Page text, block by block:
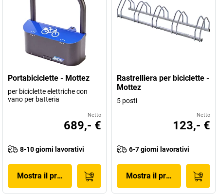
Portabiciclette - Mottez
per biciclette elettriche con
vano per batteria
Netto
689,- €
8-10 giorni lavorativi
Mostra il prodotto
Rastrelliera per biciclette -
Mottez
5 posti
Netto
123,- €
6-7 giorni lavorativi
Mostra il prodotto